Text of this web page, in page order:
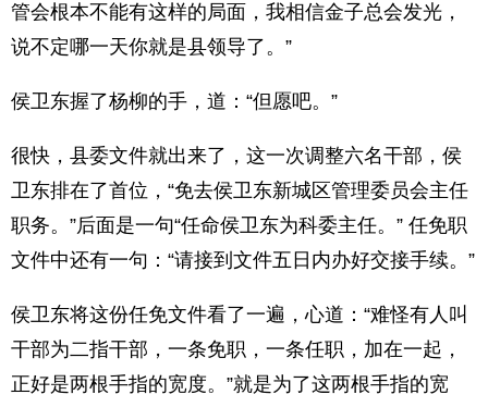
管会根本不能有这样的局面，我相信金子总会发光，
说不定哪一天你就是县领导了。”
侯卫东握了杨柳的手，道：“但愿吧。”
很快，县委文件就出来了，这一次调整六名干部，侯
卫东排在了首位，“免去侯卫东新城区管理委员会主任
职务。”后面是一句“任命侯卫东为科委主任。” 任免职
文件中还有一句：“请接到文件五日内办好交接手续。”
侯卫东将这份任免文件看了一遍，心道：“难怪有人叫
干部为二指干部，一条免职，一条任职，加在一起，
正好是两根手指的宽度。”就是为了这两根手指的宽